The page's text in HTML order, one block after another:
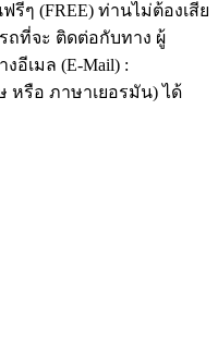
ๆ (FREE) ท่านไม่ต้องเสีย
ถที่จะ ติดต่อกับทาง ผู้
อีเมล (E-Mail) :
หรือ ภาษาเยอรมัน) ได้